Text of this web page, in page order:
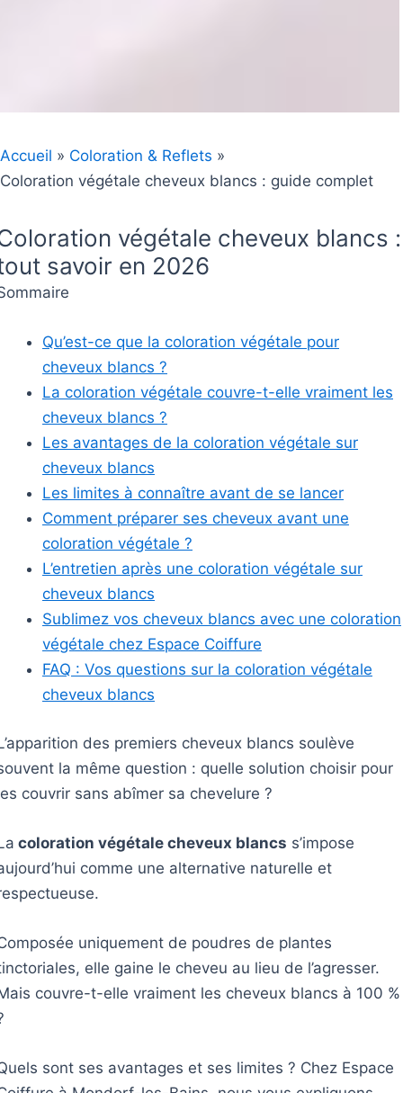
Accueil
Coloration & Reflets
Coloration végétale cheveux blancs : guide complet
végétale cheveux blancs :
savoir en 2026
Qu’est-ce que la coloration végétale pour
cheveux blancs ?
La coloration végétale couvre-t-elle vraiment les
cheveux blancs ?
Les avantages de la coloration végétale sur
cheveux blancs
Les limites à connaître avant de se lancer
Comment préparer ses cheveux avant une
coloration végétale ?
L’entretien après une coloration végétale sur
cheveux blancs
Sublimez vos cheveux blancs avec une coloration
végétale chez Espace Coiffure
FAQ : Vos questions sur la coloration végétale
cheveux blancs
des premiers cheveux blancs soulève
la même question : quelle solution choisir pour
couvrir sans abîmer sa chevelure ?
coloration végétale cheveux blancs s’impose
comme une alternative naturelle et
uniquement de poudres de plantes
elle gaine le cheveu au lieu de l’agresser.
couvre-t-elle vraiment les cheveux blancs à 100 %
sont ses avantages et ses limites ? Chez Espace